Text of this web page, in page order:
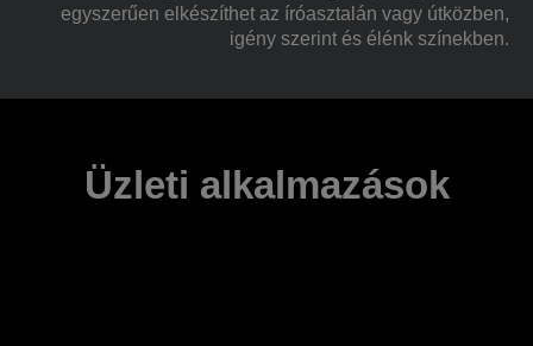
egyszerűen elkészíthet az íróasztalán vagy útközben,
igény szerint és élénk színekben.
Üzleti alkalmazások